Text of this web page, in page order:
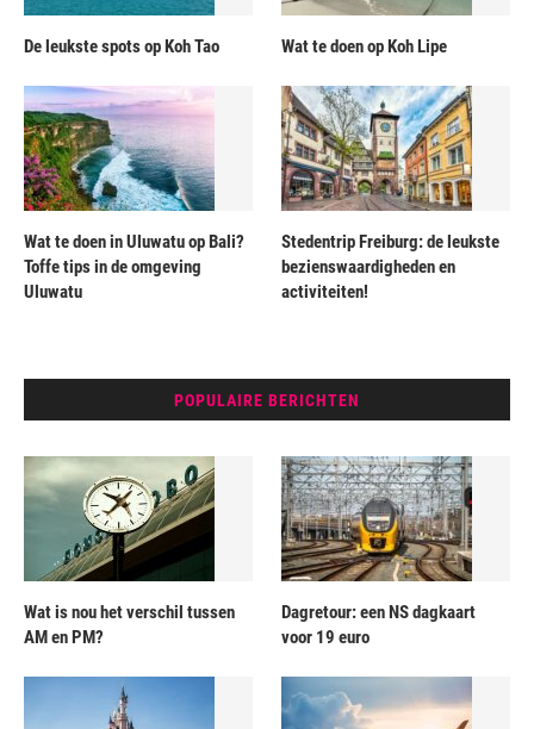
De leukste spots op Koh Tao Wat te doen op Koh Lipe
Wat te doen in Uluwatu op Bali?
Toffe tips in de omgeving
Uluwatu
Stedentrip Freiburg: de leukste
bezienswaardigheden en
activiteiten!
POPULAIRE BERICHTEN
Wat is nou het verschil tussen
AM en PM?
Dagretour: een NS dagkaart
voor 19 euro